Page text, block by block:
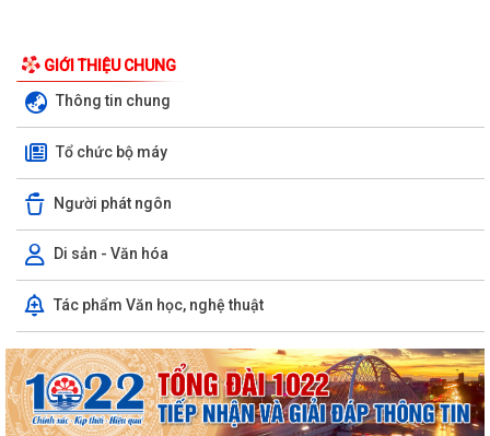
GIỚI THIỆU CHUNG
Thông tin chung
Tổ chức bộ máy
Người phát ngôn
Di sản - Văn hóa
Tác phẩm Văn học, nghệ thuật